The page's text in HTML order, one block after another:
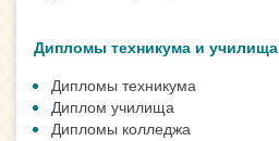
Дипломы техникума и училища
Дипломы техникума
Диплом училища
Дипломы колледжа